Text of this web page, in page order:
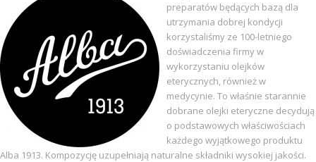
preparatów będących bazą dla
utrzymania dobrej kondycji
korzystaliśmy ze 100-letniego
doświadczenia firmy w
wykorzystaniu olejków
eterycznych, również w
medycynie. To właśnie starannie
dobrane olejki eteryczne decydują
o podstawowych właściwościach
każdego wyjątkowego produktu
Alba 1913. Kompozycję uzupełniają naturalne składniki wysokiej jakości.